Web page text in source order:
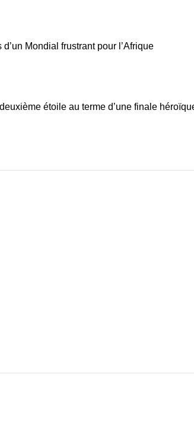
Mondial frustrant pour l’Afrique
étoile au terme d’une finale